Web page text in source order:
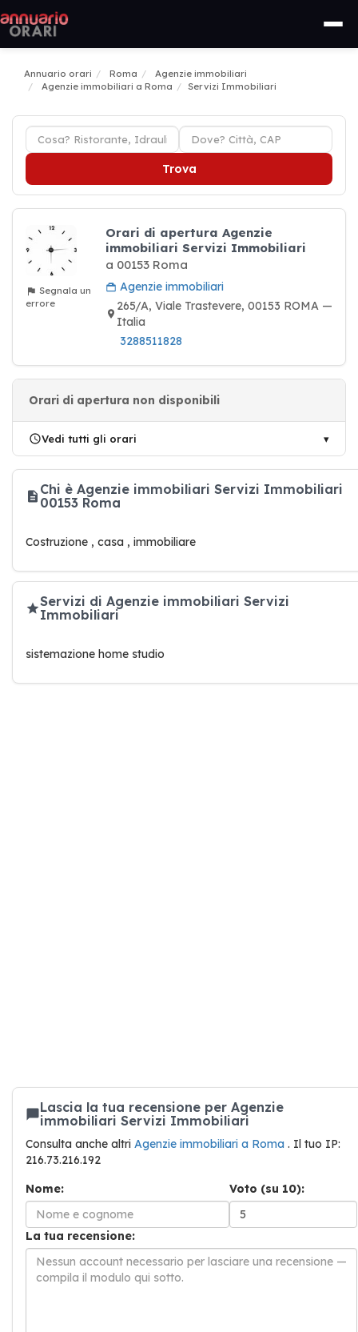
Annuario orari Roma
Agenzie immobiliari
Agenzie immobiliari a Roma
Servizi Immobiliari
Trova
Segnala un
errore
Orari di apertura Agenzie
immobiliari Servizi Immobiliari
a 00153 Roma
Agenzie immobiliari
265/A, Viale Trastevere, 00153 ROMA —
Italia
3288511828
Orari di apertura non disponibili
Vedi tutti gli orari
Chi è Agenzie immobiliari Servizi Immobiliari
00153 Roma
Costruzione , casa , immobiliare
Servizi di Agenzie immobiliari Servizi
Immobiliari
sistemazione home studio
Lascia la tua recensione per Agenzie
immobiliari Servizi Immobiliari
Consulta anche altri Agenzie immobiliari a Roma . Il tuo IP:
216.73.216.192
Nome:
Voto (su 10):
La tua recensione: